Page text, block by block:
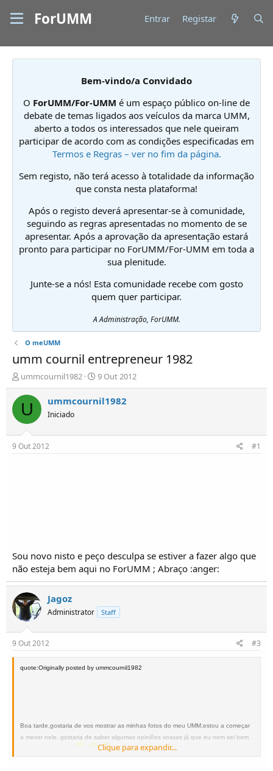
ForUMM Entrar Registar
Bem-vindo/a Convidado
O ForUMM/For-UMM é um espaço público on-line de
debate de temas ligados aos veículos da marca UMM,
aberto a todos os interessados que nele queiram
participar de acordo com as condições especificadas em
Termos e Regras – ver no fim da página.
Sem registo, não terá acesso à totalidade da informação
que consta nesta plataforma!
Após o registo deverá apresentar-se à comunidade,
seguindo as regras apresentadas no momento de se
apresentar. Após a aprovação da apresentação estará
pronto para participar no ForUMM/For-UMM em toda a
sua plenitude.
Junte-se a nós! Esta comunidade recebe com gosto
quem quer participar.
A Administração, ForUMM.
O meUMM
umm cournil entrepreneur 1982
I
n
i
i
d
o
s
ummcournil1982
D
a
t
9 Out 2012
U ummcournil1982
Iniciado
9 Out 2012 #1
Sou novo nisto e peço desculpa se estiver a fazer algo que
não esteja bem aqui no ForUMM ; Abraço :anger:
Jagoz
Administrator Staff
9 Out 2012 #3
quote:Originally posted by ummcournil1982
Boa tarde,gostaria de vos mostrar as minhas fotos do meu UMM,estou a começar
a mexer nele, gostaria de saber algumas opiniões vossas já que eu nem sei bem
Clique para expandir...